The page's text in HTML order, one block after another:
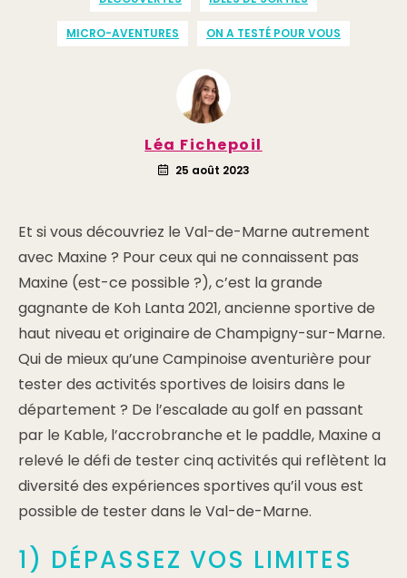
MICRO-AVENTURES ON A TESTÉ POUR VOUS
Léa Fichepoil
25 août 2023
Et si vous découvriez le Val-de-Marne autrement
avec Maxine ? Pour ceux qui ne connaissent pas
Maxine (est-ce possible ?), c’est la grande
gagnante de Koh Lanta 2021, ancienne sportive de
haut niveau et originaire de Champigny-sur-Marne.
Qui de mieux qu’une Campinoise aventurière pour
tester des activités sportives de loisirs dans le
département ? De l’escalade au golf en passant
par le Kable, l’accrobranche et le paddle, Maxine a
relevé le défi de tester cinq activités qui reflètent la
diversité des expériences sportives qu’il vous est
possible de tester dans le Val-de-Marne.
1) DÉPASSEZ VOS LIMITES